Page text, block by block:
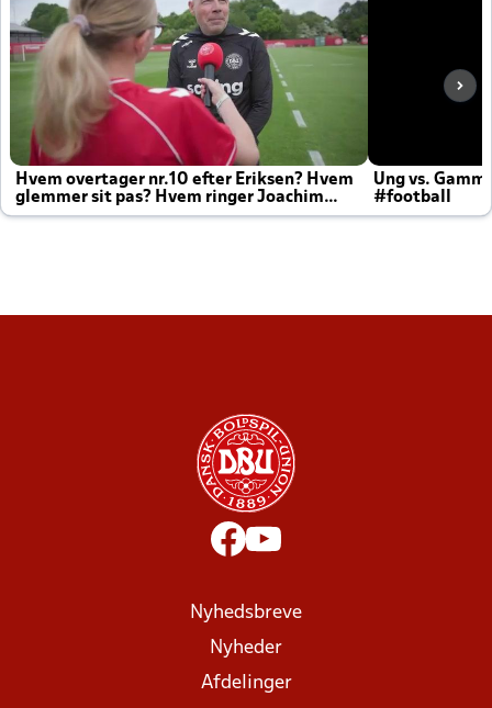
Hvem overtager nr.10 efter Eriksen? Hvem
glemmer sit pas? Hvem ringer Joachim
altid til efter kampe?
Ung vs.
#football
Nyhedsbreve
Nyheder
Afdelinger